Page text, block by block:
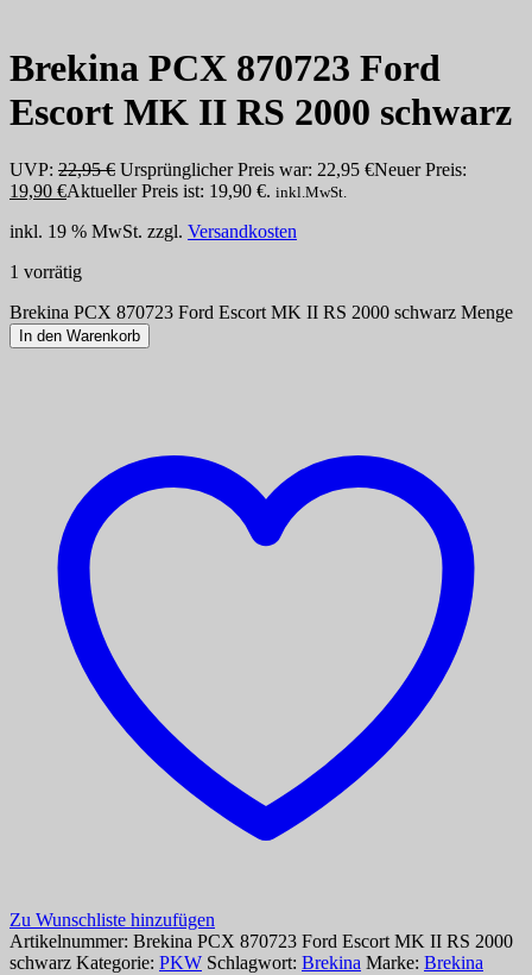
Brekina PCX 870723 Ford
Escort MK II RS 2000 schwarz
UVP: 22,95€ Ursprünglicher Preis war: 22,95 €Neuer Preis:
19,90 €Aktueller Preis ist: 19,90 €. inkl.MwSt.
inkl. 19 % MwSt. zzgl. Versandkosten
1 vorrätig
Brekina PCX 870723 Ford Escort MK II RS 2000 schwarz Menge
In den Warenkorb
Zu Wunschliste hinzufügen
Artikelnummer: Brekina PCX 870723 Ford Escort MK II RS 2000
schwarz Kategorie: PKW Schlagwort: Brekina Marke: Brekina